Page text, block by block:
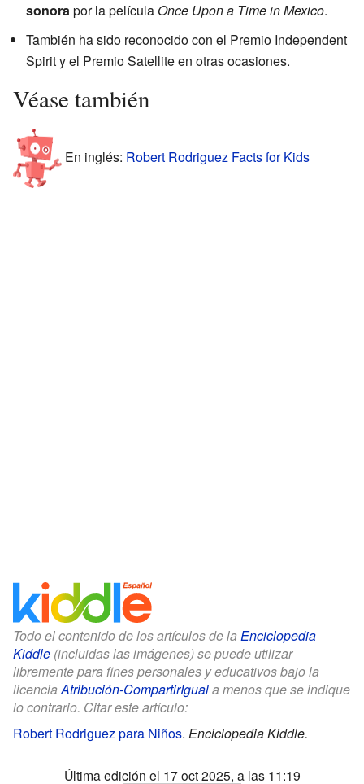
sonorapor la película Once Upon a Time in Mexico.
También ha sido reconocido con el Premio Independent
Spirit y el Premio Satellite en otras ocasiones.
Véase también
En inglés: Robert Rodriguez Facts for Kids
Todo el contenido de los artículos de la Enciclopedia
Kiddle (incluidas las imágenes) se puede utilizar
libremente para fines personales y educativos bajo la
licenciaAtribución-CompartirIguala menos que se indique
lo contrario. Citar este artículo:
Robert Rodriguez para Niños. Enciclopedia Kiddle.
Última edición el 17 oct 2025, a las 11:19